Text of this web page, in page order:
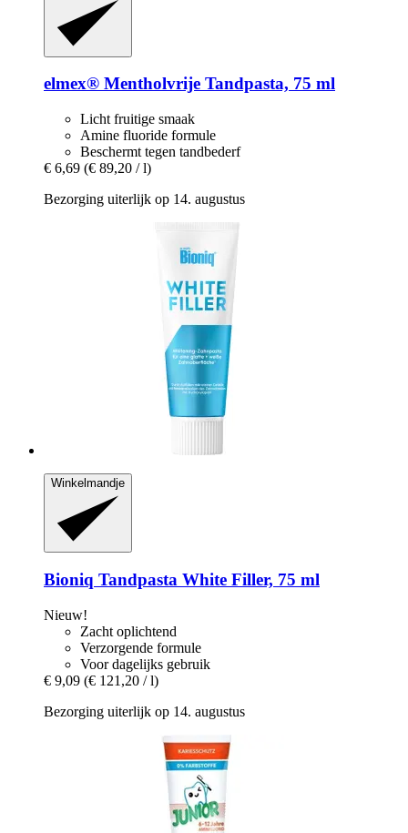
elmex® Mentholvrije Tandpasta, 75 ml
Licht fruitige smaak
Amine fluoride formule
Beschermt tegen tandbederf
€ 6,69 (€ 89,20 / l)
Bezorging uiterlijk op 14. augustus
Winkelmandje
Bioniq Tandpasta White Filler, 75 ml
Nieuw!
Zacht oplichtend
Verzorgende formule
Voor dagelijks gebruik
€ 9,09 (€ 121,20 / l)
Bezorging uiterlijk op 14. augustus